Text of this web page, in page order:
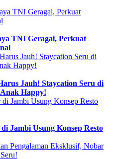
TNI Geragai, Perkuat
Jauh! Staycation Seru di
Happy!
Jambi Usung Konsep Resto